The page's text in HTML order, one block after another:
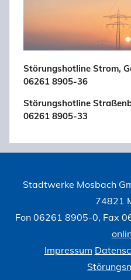
Störungshotline Strom,
06261 8905-36
Störungshotline
06261 8905-33
Stadtwerke Mosbach
74821
Fon 06261 8905-0, Fax
Impressum